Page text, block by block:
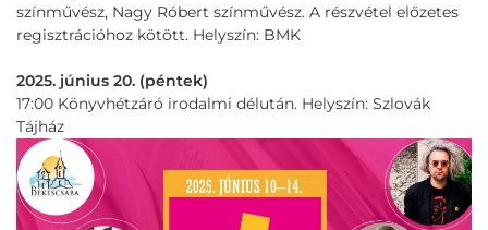
színművész, Nagy Róbert színművész. A részvétel előzetes
regisztrációhoz kötött. Helyszín: BMK
2025. június 20. (péntek)
17:00 Könyvhétzáró irodalmi délután. Helyszín: Szlovák
Tájház